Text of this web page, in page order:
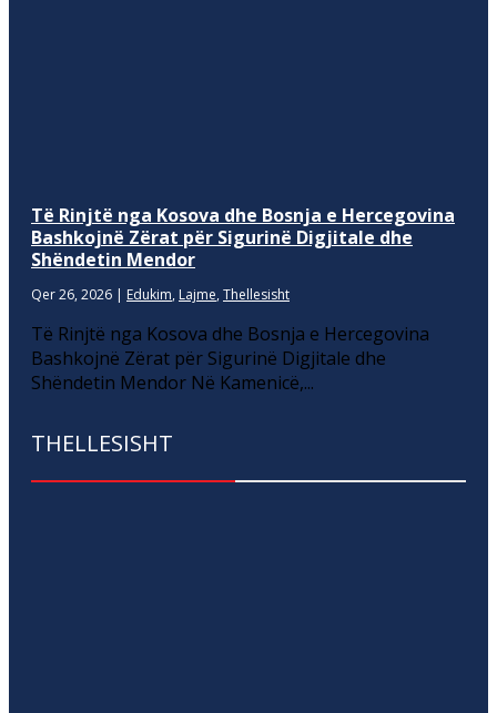
Të Rinjtë nga Kosova dhe Bosnja e Hercegovina
Bashkojnë Zërat për Sigurinë Digjitale dhe
Shëndetin Mendor
Qer 26, 2026 | Edukim, Lajme, Thellesisht
Të Rinjtë nga Kosova dhe Bosnja e Hercegovina
Bashkojnë Zërat për Sigurinë Digjitale dhe
Shëndetin Mendor Në Kamenicë,...
THELLESISHT